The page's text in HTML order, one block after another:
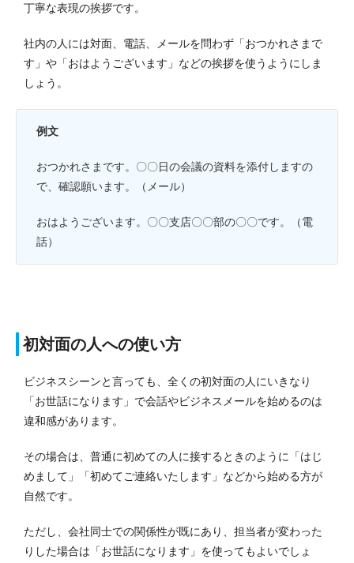
丁寧な表現の挨拶です。
社内の人には対面、電話、メールを問わず「おつかれさまで
す」や「おはようございます」などの挨拶を使うようにしま
しょう。
例文
おつかれさまです。〇〇日の会議の資料を添付しますの
で、確認願います。（メール）
おはようございます。〇〇支店〇〇部の〇〇です。（電
話）
初対面の人への使い方
ビジネスシーンと言っても、全くの初対面の人にいきなり
「お世話になります」で会話やビジネスメールを始めるのは
違和感があります。
その場合は、普通に初めての人に接するときのように「はじ
めまして」「初めてご連絡いたします」などから始める方が
自然です。
ただし、会社同士での関係性が既にあり、担当者が変わった
りした場合は「お世話になります」を使ってもよいでしょ